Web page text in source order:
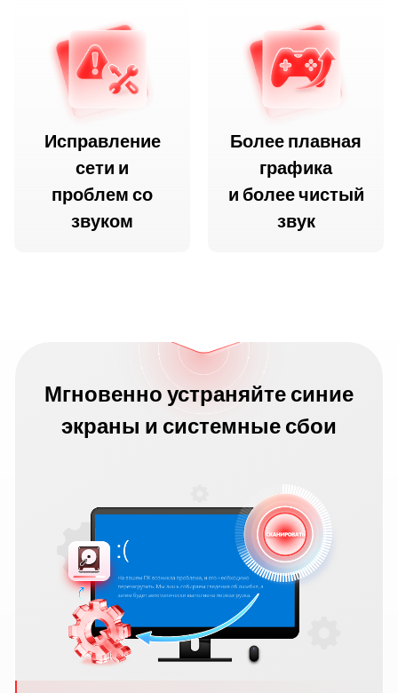
Исправление
сети и
проблем со
звуком
Более плавная
графика
и более чистый
звук
Мгновенно устраняйте синие
экраны и системные сбои